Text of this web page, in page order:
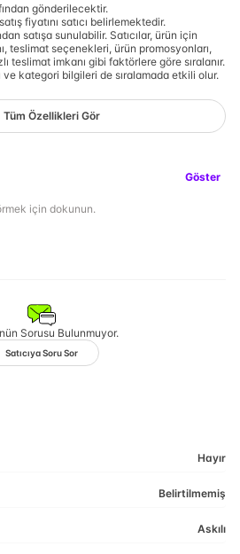
gönderilecektir.
fiyatını satıcı belirlemektedir.
satışa sunulabilir. Satıcılar, ürün için
teslimat seçenekleri, ürün promosyonları,
teslimat imkanı gibi faktörlere göre sıralanır.
kategori bilgileri de sıralamada etkili olur.
Tüm Özellikleri Gör
Göster
için dokunun.
Sorusu Bulunmuyor.
Satıcıya Soru Sor
Hayır
Belirtilmemiş
Askılı